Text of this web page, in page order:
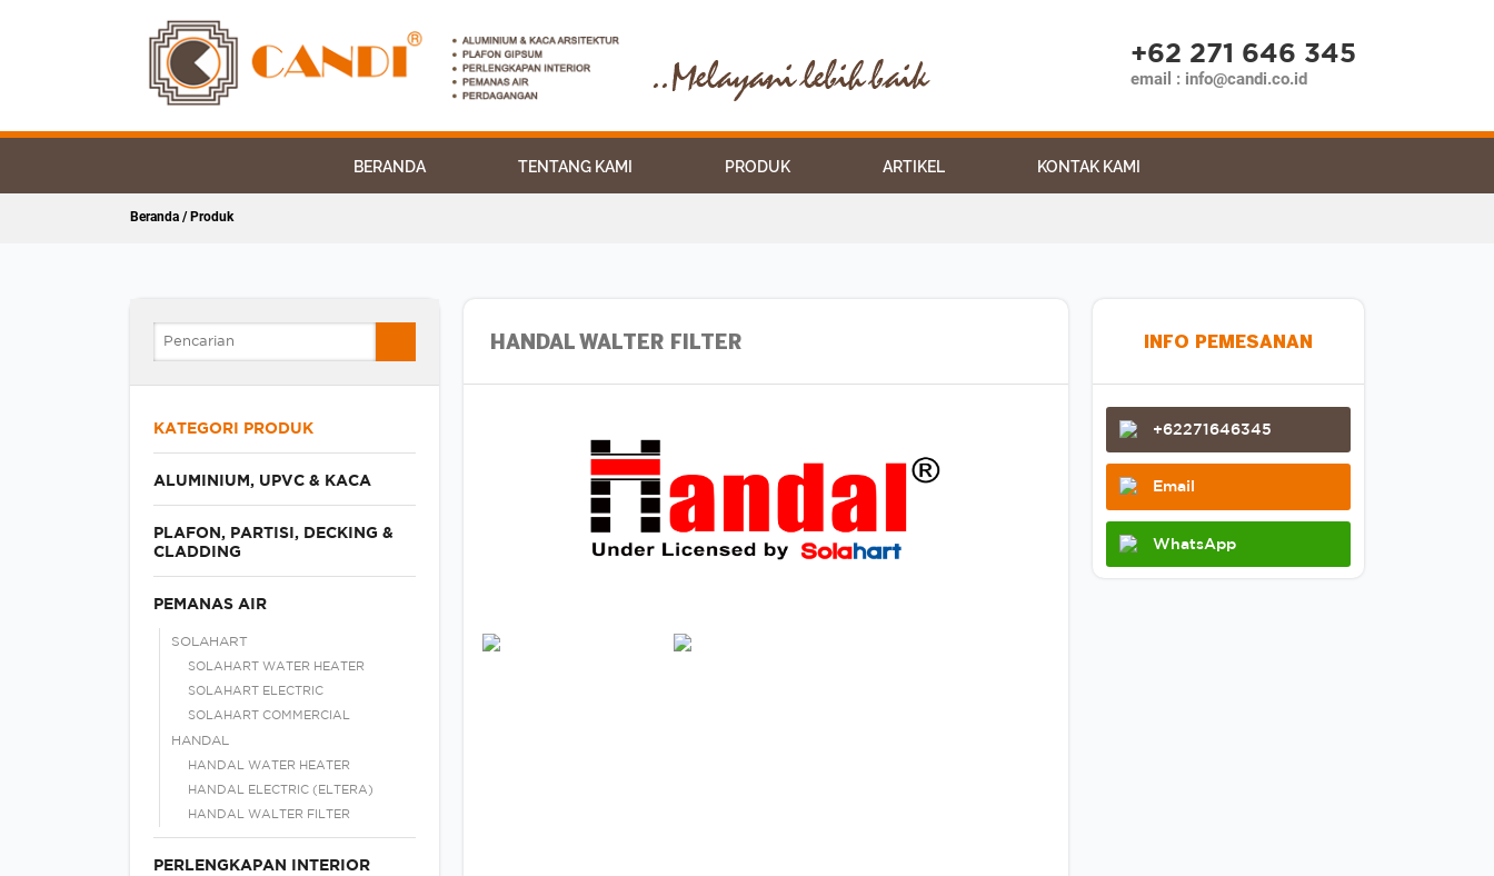
+62 271 646 345
email : info@candi.co.id
BERANDA TENTANG KAMI PRODUK ARTIKEL KONTAK KAMI
Beranda / Produk
KATEGORI PRODUK
ALUMINIUM, UPVC & KACA
PLAFON, PARTISI, DECKING &
CLADDING
PEMANAS AIR
SOLAHART
SOLAHART WATER HEATER
SOLAHART ELECTRIC
SOLAHART COMMERCIAL
HANDAL
HANDAL WATER HEATER
HANDAL ELECTRIC (ELTERA)
HANDAL WALTER FILTER
PERLENGKAPAN INTERIOR
HANDAL WALTER FILTER INFO PEMESANAN
+62271646345
Email
WhatsApp